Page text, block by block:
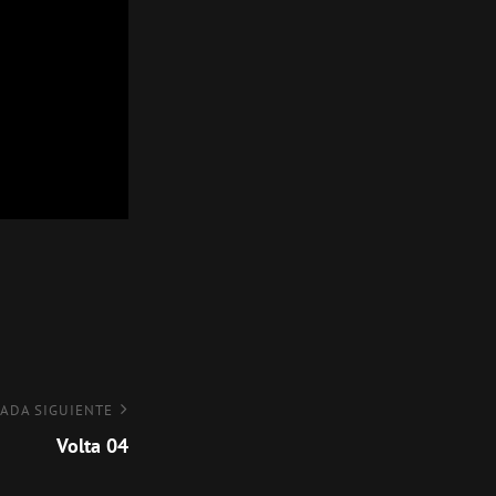
SIGUIENTE
Volta 04